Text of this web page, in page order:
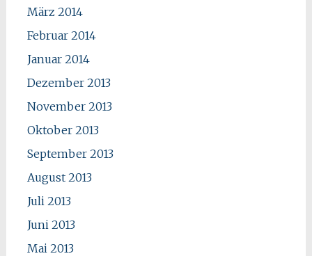
März 2014
Februar 2014
Januar 2014
Dezember 2013
November 2013
Oktober 2013
September 2013
August 2013
Juli 2013
Juni 2013
Mai 2013